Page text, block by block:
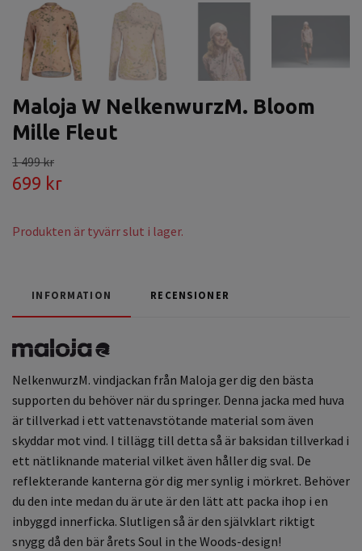
Maloja W NelkenwurzM. Bloom
Mille Fleut
1 499 kr
699 kr
Produkten är tyvärr slut i lager.
INFORMATION RECENSIONER
NelkenwurzM. vindjackan från Maloja ger dig den bästa
supporten du behöver när du springer. Denna jacka med huva
är tillverkad i ett vattenavstötande material som även
skyddar mot vind. I tillägg till detta så är baksidan tillverkad i
ett nätliknande material vilket även håller dig sval. De
reflekterande kanterna gör dig mer synlig i mörkret. Behöver
du den inte medan du är ute är den lätt att packa ihop i en
inbyggd innerficka. Slutligen så är den självklart riktigt
snygg då den bär årets Soul in the Woods-design!